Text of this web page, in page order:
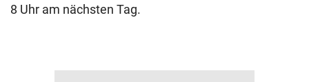
8 Uhr am nächsten Tag.